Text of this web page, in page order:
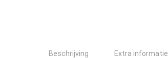
Beschrijving Extra informatie